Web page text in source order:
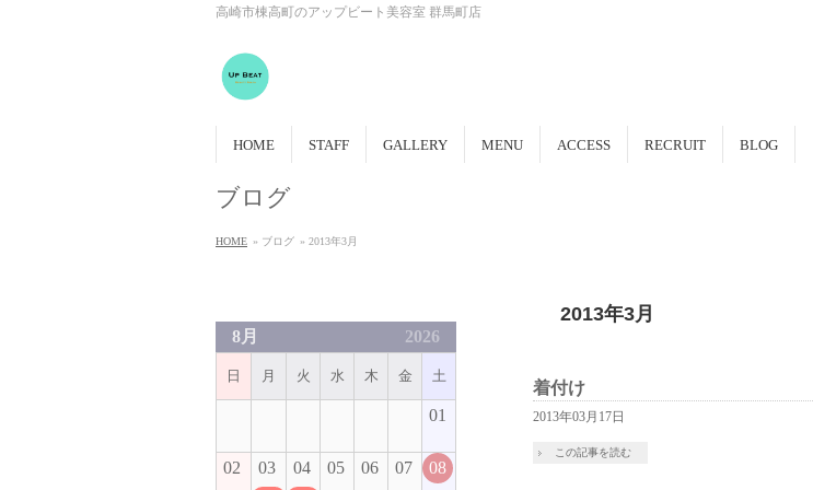
高崎市棟高町のアップビート美容室 群馬町店
HOME STAFF GALLERY MENU ACCESS RECRUIT BLOG
ブログ
HOME » ブログ » 2013年3月
2013年3月
着付け
2013年03月17日
この記事を読む
8月 2026
日 月 火 水 木 金 土
01
02 03 04 05 06 07 08